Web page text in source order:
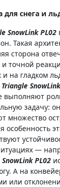
для снега и
SnowLink PL02
Такая
сторона
точной
на гладком
Triangle
выполняют
задачу:
множество
особенность
—
PL02
А на
или